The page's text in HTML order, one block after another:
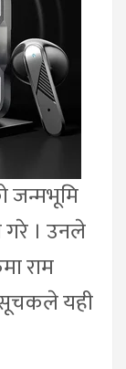
जन्मभूमि
गरे । उनले
राम
सूचकले यही